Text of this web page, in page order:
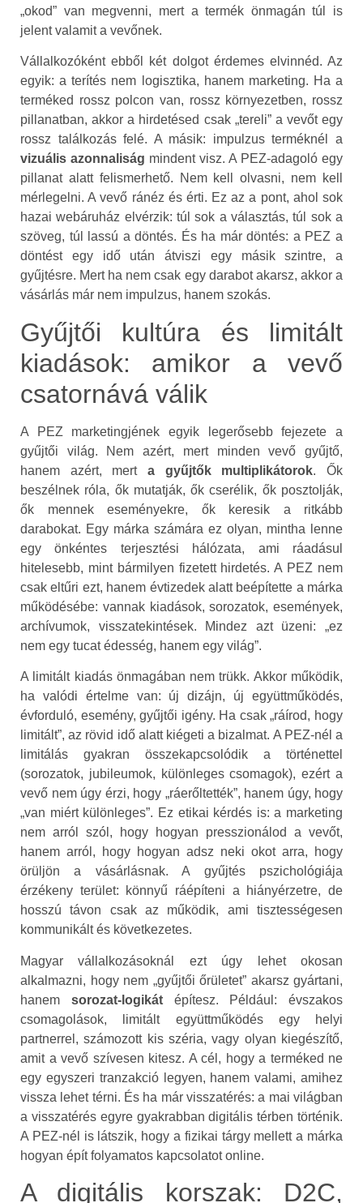
„okod” van megvenni, mert a termék önmagán túl is
jelent valamit a vevőnek.
Vállalkozóként ebből két dolgot érdemes elvinnéd. Az
egyik: a terítés nem logisztika, hanem marketing. Ha a
terméked rossz polcon van, rossz környezetben, rossz
pillanatban, akkor a hirdetésed csak „tereli” a vevőt egy
rossz találkozás felé. A másik: impulzus terméknél a
vizuális azonnaliság mindent visz. A PEZ-adagoló egy
pillanat alatt felismerhető. Nem kell olvasni, nem kell
mérlegelni. A vevő ránéz és érti. Ez az a pont, ahol sok
hazai webáruház elvérzik: túl sok a választás, túl sok a
szöveg, túl lassú a döntés. És ha már döntés: a PEZ a
döntést egy idő után átviszi egy másik szintre, a
gyűjtésre. Mert ha nem csak egy darabot akarsz, akkor a
vásárlás már nem impulzus, hanem szokás.
Gyűjtői kultúra és limitált
kiadások: amikor a vevő
csatornává válik
A PEZ marketingjének egyik legerősebb fejezete a
gyűjtői világ. Nem azért, mert minden vevő gyűjtő,
hanem azért, mert a gyűjtők multiplikátorok. Ők
beszélnek róla, ők mutatják, ők cserélik, ők posztolják,
ők mennek eseményekre, ők keresik a ritkább
darabokat. Egy márka számára ez olyan, mintha lenne
egy önkéntes terjesztési hálózata, ami ráadásul
hitelesebb, mint bármilyen fizetett hirdetés. A PEZ nem
csak eltűri ezt, hanem évtizedek alatt beépítette a márka
működésébe: vannak kiadások, sorozatok, események,
archívumok, visszatekintések. Mindez azt üzeni: „ez
nem egy tucat édesség, hanem egy világ”.
A limitált kiadás önmagában nem trükk. Akkor működik,
ha valódi értelme van: új dizájn, új együttműködés,
évforduló, esemény, gyűjtői igény. Ha csak „ráírod, hogy
limitált”, az rövid idő alatt kiégeti a bizalmat. A PEZ-nél a
limitálás gyakran összekapcsolódik a történettel
(sorozatok, jubileumok, különleges csomagok), ezért a
vevő nem úgy érzi, hogy „ráerőltették”, hanem úgy, hogy
„van miért különleges”. Ez etikai kérdés is: a marketing
nem arról szól, hogy hogyan presszionálod a vevőt,
hanem arról, hogy hogyan adsz neki okot arra, hogy
örüljön a vásárlásnak. A gyűjtés pszichológiája
érzékeny terület: könnyű ráépíteni a hiányérzetre, de
hosszú távon csak az működik, ami tisztességesen
kommunikált és következetes.
Magyar vállalkozásoknál ezt úgy lehet okosan
alkalmazni, hogy nem „gyűjtői őrületet” akarsz gyártani,
hanem sorozat-logikátépítesz. Például: évszakos
csomagolások, limitált együttműködés egy helyi
partnerrel, számozott kis széria, vagy olyan kiegészítő,
amit a vevő szívesen kitesz. A cél, hogy a terméked ne
egy egyszeri tranzakció legyen, hanem valami, amihez
vissza lehet térni. És ha már visszatérés: a mai világban
a visszatérés egyre gyakrabban digitális térben történik.
A PEZ-nél is látszik, hogy a fizikai tárgy mellett a márka
hogyan épít folyamatos kapcsolatot online.
A digitális korszak: D2C,